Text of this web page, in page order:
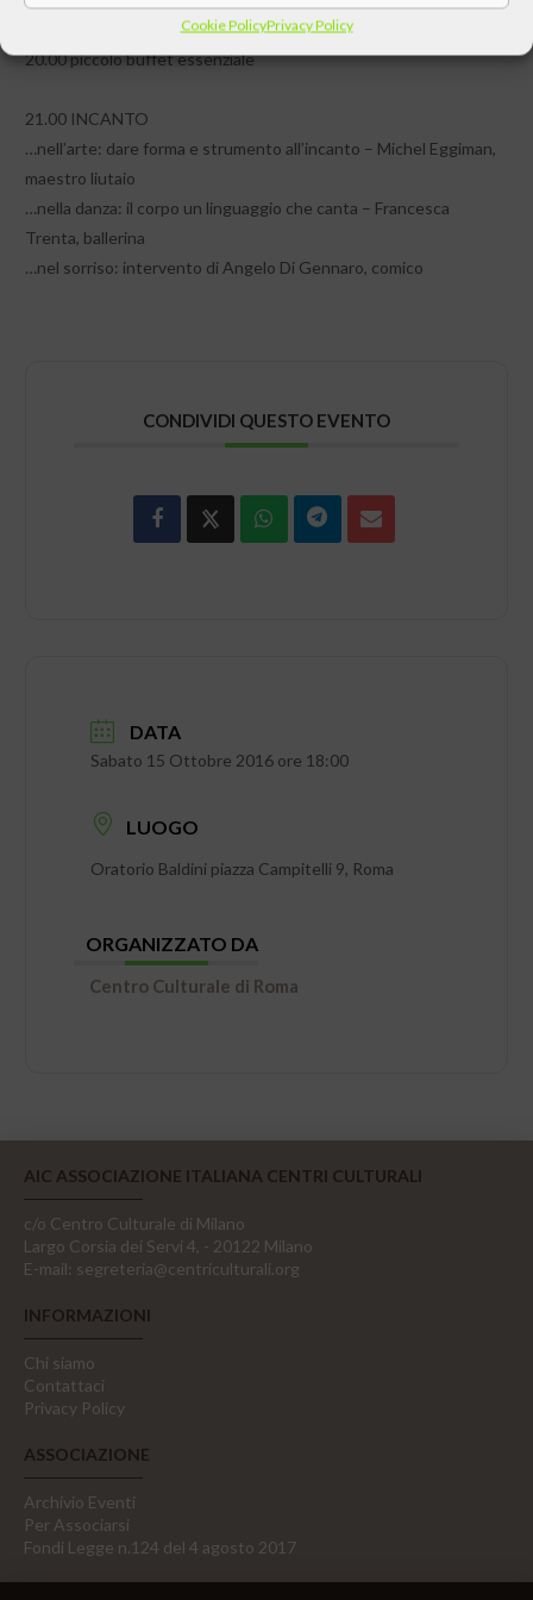
Cookie PolicyPrivacy Policy
20.00 piccolo buffet essenziale
21.00 INCANTO
…nell’arte: dare forma e strumento all’incanto – Michel Eggiman,
maestro liutaio
…nella danza: il corpo un linguaggio che canta – Francesca
Trenta, ballerina
​…nel sorriso: intervento di Angelo Di Gennaro, comico
CONDIVIDI QUESTO EVENTO
DATA
Sabato 15 Ottobre 2016 ore 18:00
LUOGO
Oratorio Baldini piazza Campitelli 9, Roma
ORGANIZZATO DA
Centro Culturale di Roma
AIC ASSOCIAZIONE ITALIANA CENTRI CULTURALI
c/o Centro Culturale di Milano
Largo Corsia dei Servi 4, - 20122 Milano
E-mail: segreteria@centriculturali.org
INFORMAZIONI
Chi siamo
Contattaci
Privacy Policy
ASSOCIAZIONE
Archivio Eventi
Per Associarsi
Fondi Legge n.124 del 4 agosto 2017